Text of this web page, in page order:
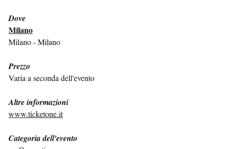
Dove
Milano
Milano - Milano
Prezzo
Varia a seconda dell'evento
Altre informazioni
www.ticketone.it
Categoria dell'evento